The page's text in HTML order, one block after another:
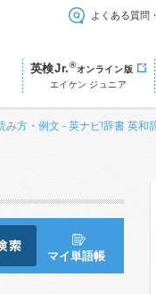
よくある質問
英検Jr.®オンライン版
エイケン ジュニア
み方・例文 - 英ナビ!辞書 英和
マイ単語帳